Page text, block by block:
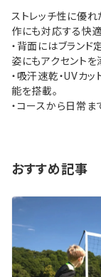
ストレッチ性に優れ
作にも対応する快
・背面にはブランド
姿にもアクセントを
・吸汗速乾・UVカ
能を搭載。
・コースから日常ま
おすすめ記事